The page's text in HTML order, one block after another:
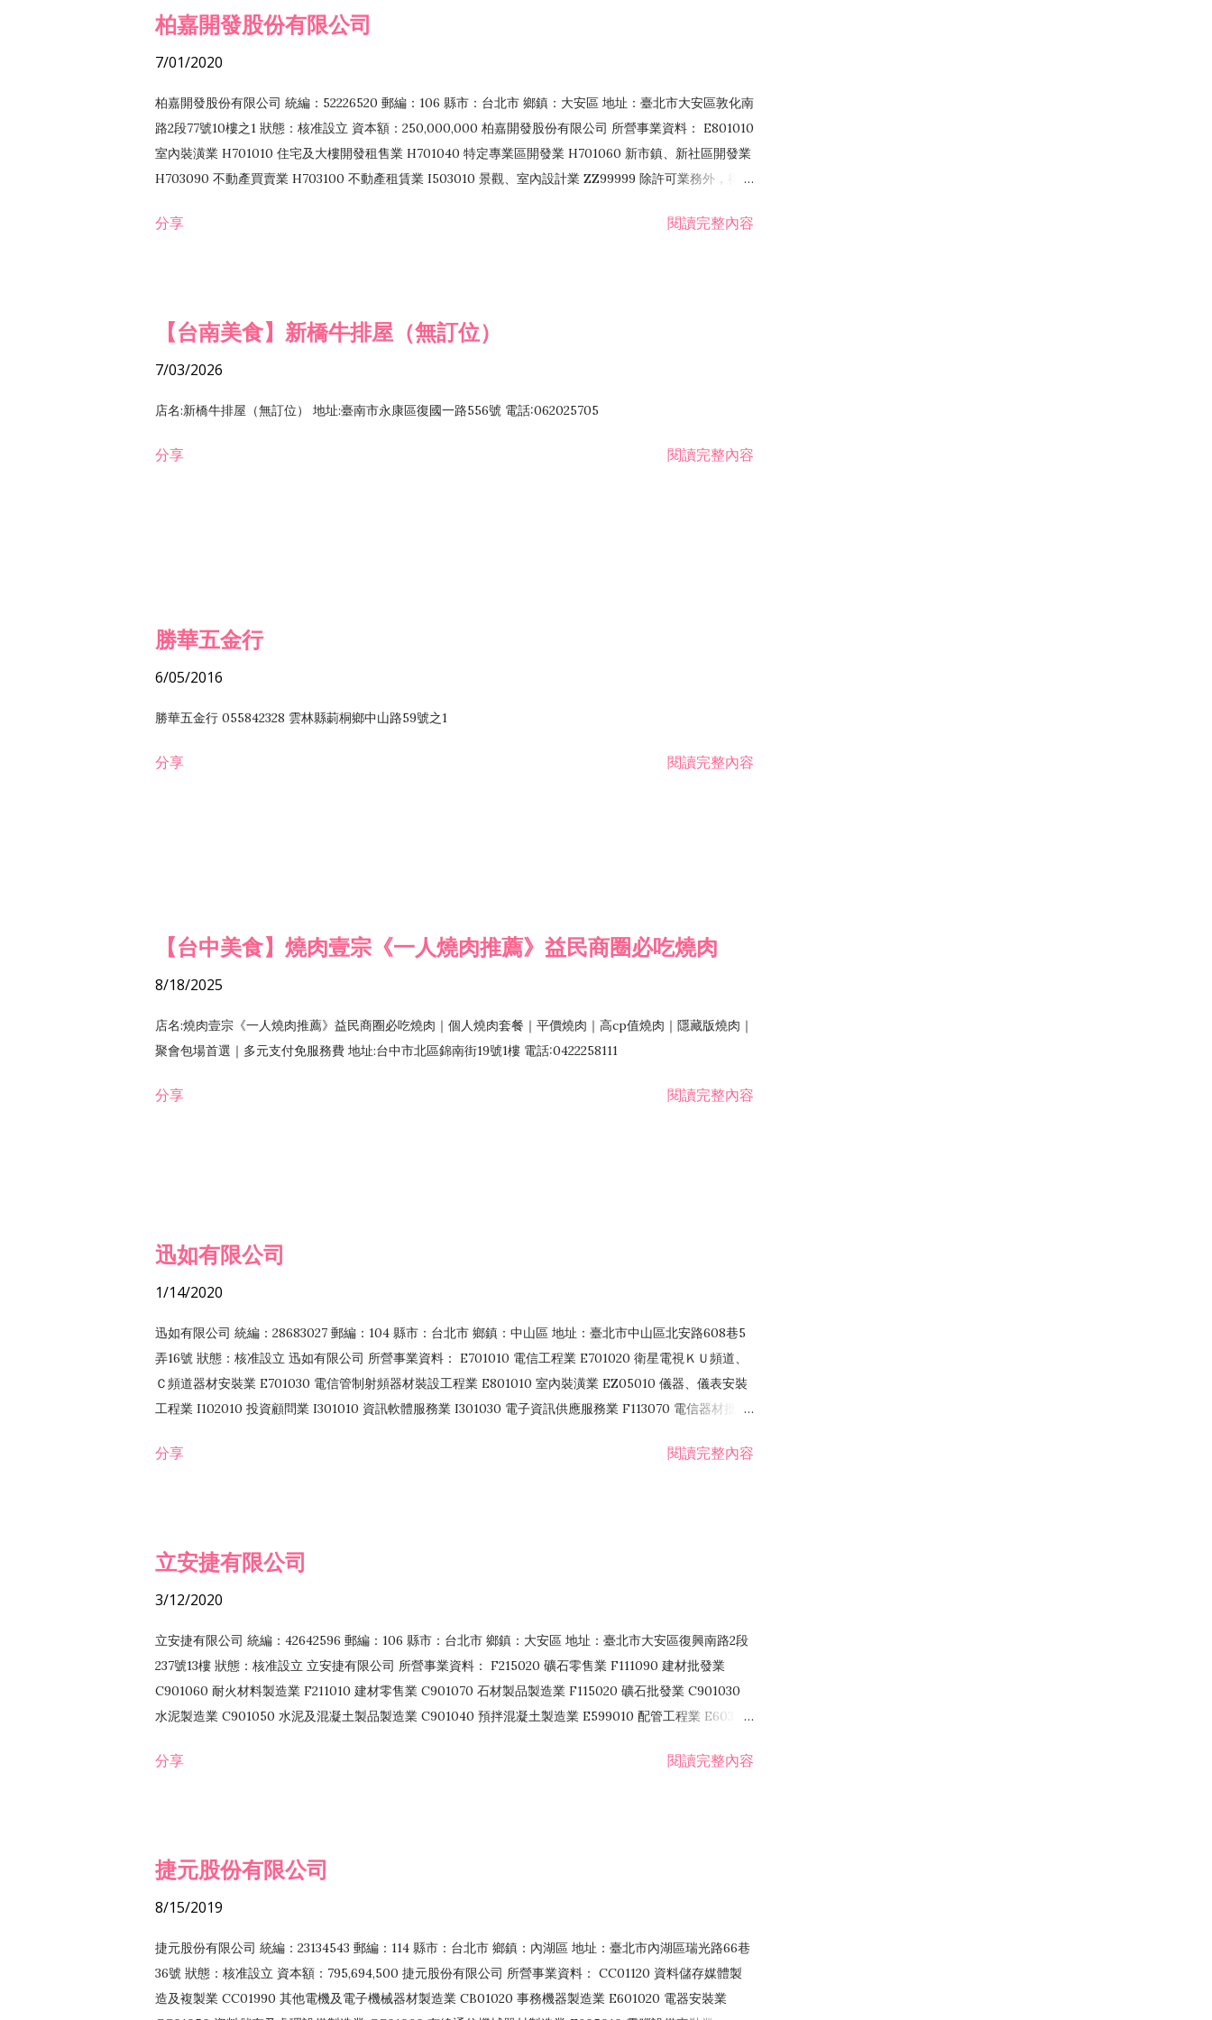
柏嘉開發股份有限公司
7/01/2020
柏嘉開發股份有限公司 統編：52226520 郵編：106 縣市：台北市 鄉鎮：大安區 地址：臺北市大安區敦化南
路2段77號10樓之1 狀態：核准設立 資本額：250,000,000 柏嘉開發股份有限公司 所營事業資料： E801010
室內裝潢業 H701010 住宅及大樓開發租售業 H701040 特定專業區開發業 H701060 新市鎮、新社區開發業
H703090 不動產買賣業 H703100 不動產租賃業 I503010 景觀、室內設計業 ZZ99999 除許可業務外，得經
分享 閱讀完整內容
【台南美食】新橋牛排屋（無訂位）
7/03/2026
店名:新橋牛排屋（無訂位） 地址:臺南市永康區復國一路556號 電話:062025705
分享 閱讀完整內容
勝華五金行
6/05/2016
勝華五金行 055842328 雲林縣莿桐鄉中山路59號之1
分享 閱讀完整內容
【台中美食】燒肉壹宗《一人燒肉推薦》益民商圈必吃燒肉
8/18/2025
店名:燒肉壹宗《一人燒肉推薦》益民商圈必吃燒肉｜個人燒肉套餐｜平價燒肉｜高cp值燒肉｜隱藏版燒肉｜
聚會包場首選｜多元支付免服務費 地址:台中市北區錦南街19號1樓 電話:0422258111
分享 閱讀完整內容
迅如有限公司
1/14/2020
迅如有限公司 統編：28683027 郵編：104 縣市：台北市 鄉鎮：中山區 地址：臺北市中山區北安路608巷5
弄16號 狀態：核准設立 迅如有限公司 所營事業資料： E701010 電信工程業 E701020 衛星電視ＫＵ頻道、
Ｃ頻道器材安裝業 E701030 電信管制射頻器材裝設工程業 E801010 室內裝潢業 EZ05010 儀器、儀表安裝
工程業 I102010 投資顧問業 I301010 資訊軟體服務業 I301030 電子資訊供應服務業 F113070 電信器材批發
務 F102030 菸酒批發業 F203020 菸酒零售業 F401171 酒類輸入業
分享 閱讀完整內容
立安捷有限公司
3/12/2020
立安捷有限公司 統編：42642596 郵編：106 縣市：台北市 鄉鎮：大安區 地址：臺北市大安區復興南路2段
237號13樓 狀態：核准設立 立安捷有限公司 所營事業資料： F215020 礦石零售業 F111090 建材批發業
C901060 耐火材料製造業 F211010 建材零售業 C901070 石材製品製造業 F115020 礦石批發業 C901030
水泥製造業 C901050 水泥及混凝土製品製造業 C901040 預拌混凝土製造業 E599010 配管工程業 E603110
EZ99990 其他工程業 F102170 食品什貨批發業 F106020 日常用品批發業 F108031 醫療器材批發業
分享 閱讀完整內容
捷元股份有限公司
8/15/2019
捷元股份有限公司 統編：23134543 郵編：114 縣市：台北市 鄉鎮：內湖區 地址：臺北市內湖區瑞光路66巷
36號 狀態：核准設立 資本額：795,694,500 捷元股份有限公司 所營事業資料： CC01120 資料儲存媒體製
造及複製業 CC01990 其他電機及電子機械器材製造業 CB01020 事務機器製造業 E601020 電器安裝業